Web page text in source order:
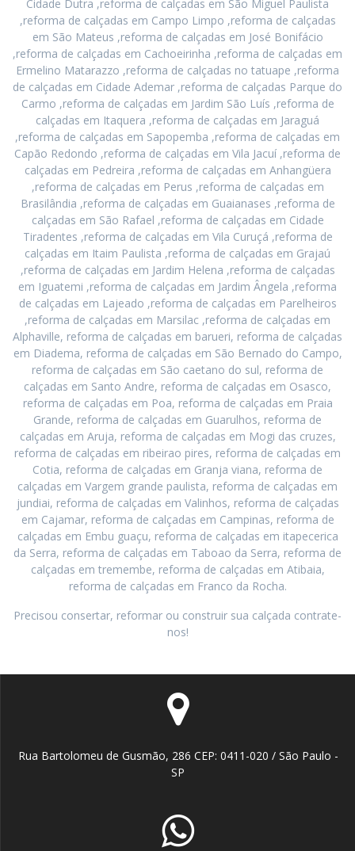
Cidade Dutra ,reforma de calçadas em São Miguel Paulista
,reforma de calçadas em Campo Limpo ,reforma de calçadas
em São Mateus ,reforma de calçadas em José Bonifácio
,reforma de calçadas em Cachoeirinha ,reforma de calçadas em
Ermelino Matarazzo ,reforma de calçadas no tatuape ,reforma
de calçadas em Cidade Ademar ,reforma de calçadas Parque do
Carmo ,reforma de calçadas em Jardim São Luís ,reforma de
calçadas em Itaquera ,reforma de calçadas em Jaraguá
,reforma de calçadas em Sapopemba ,reforma de calçadas em
Capão Redondo ,reforma de calçadas em Vila Jacuí ,reforma de
calçadas em Pedreira ,reforma de calçadas em Anhangüera
,reforma de calçadas em Perus ,reforma de calçadas em
Brasilândia ,reforma de calçadas em Guaianases ,reforma de
calçadas em São Rafael ,reforma de calçadas em Cidade
Tiradentes ,reforma de calçadas em Vila Curuçá ,reforma de
calçadas em Itaim Paulista ,reforma de calçadas em Grajaú
,reforma de calçadas em Jardim Helena ,reforma de calçadas
em Iguatemi ,reforma de calçadas em Jardim Ângela ,reforma
de calçadas em Lajeado ,reforma de calçadas em Parelheiros
,reforma de calçadas em Marsilac ,reforma de calçadas em
Alphaville, reforma de calçadas em barueri, reforma de calçadas
em Diadema, reforma de calçadas em São Bernado do Campo,
reforma de calçadas em São caetano do sul, reforma de
calçadas em Santo Andre, reforma de calçadas em Osasco,
reforma de calçadas em Poa, reforma de calçadas em Praia
Grande, reforma de calçadas em Guarulhos, reforma de
calçadas em Aruja, reforma de calçadas em Mogi das cruzes,
reforma de calçadas em ribeirao pires, reforma de calçadas em
Cotia, reforma de calçadas em Granja viana, reforma de
calçadas em Vargem grande paulista, reforma de calçadas em
jundiai, reforma de calçadas em Valinhos, reforma de calçadas
em Cajamar, reforma de calçadas em Campinas, reforma de
calçadas em Embu guaçu, reforma de calçadas em itapecerica
da Serra, reforma de calçadas em Taboao da Serra, reforma de
calçadas em tremembe, reforma de calçadas em Atibaia,
reforma de calçadas em Franco da Rocha.
Precisou consertar, reformar ou construir sua calçada contrate-
nos!
Rua Bartolomeu de Gusmão, 286 CEP: 0411-020 / São Paulo -
SP